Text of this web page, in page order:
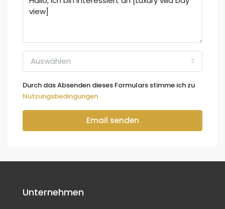
Auswählen
Durch das Absenden dieses Formulars stimme ich zu
Nutzungsbedingungen
Email senden
Unternehmen